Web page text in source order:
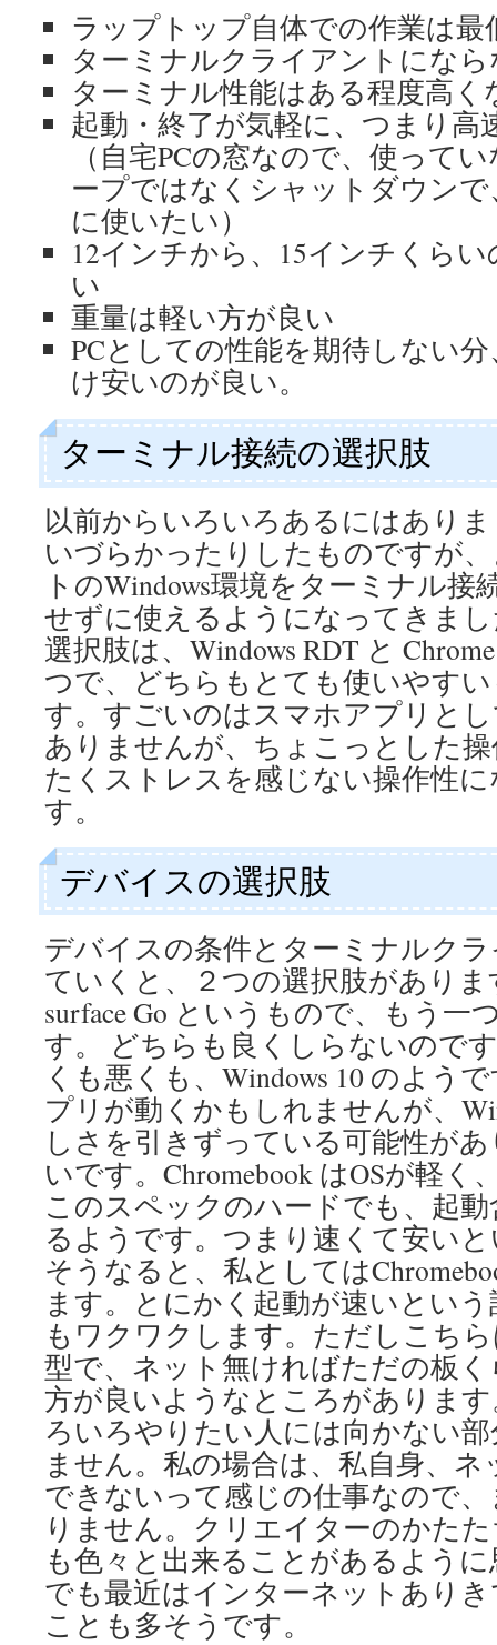
ラップトップ自体での作業は最
ターミナルクライアントにな
ターミナル性能はある程度高
起動・終了が気軽に、つまり高
（自宅PCの窓なので、使って
ープではなくシャットダウン
に使いたい）
12インチから、15インチくら
い
重量は軽い方が良い
PCとしての性能を期待しない
け安いのが良い。
ターミナル接続の選択肢
以前からいろいろあるにはあり
いづらかったりしたものですが
トのWindows環境をターミナル
せずに使えるようになってきま
選択肢は、Windows RDT と
つで、どちらもとても使いやす
す。すごいのはスマホアプリと
ありませんが、ちょこっとした
たくストレスを感じない操作性
す。
デバイスの選択肢
デバイスの条件とターミナルク
ていくと、２つの選択肢があり
surface Go というもので、もう一
す。 どちらも良くしらないので
くも悪くも、Windows 10 のよう
プリが動くかもしれませんが、
しさを引きずっている可能性が
いです。Chromebook はOSが軽
このスペックのハードでも、起
るようです。つまり速くて安い
そうなると、私としては
ます。とにかく起動が速いとい
もワクワクします。ただしこち
型で、ネット無ければただの板
方が良いようなところがありま
ろいろやりたい人には向かない
ません。私の場合は、私自身、
できないって感じの仕事なので
りません。クリエイターのかた
も色々と出来ることがあるよう
でも最近はインターネットあり
ことも多そうです。